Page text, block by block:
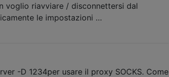
voglio riavviare / disconnettersi dal
le impostazioni …
-D 1234per usare il proxy SOCKS. Come